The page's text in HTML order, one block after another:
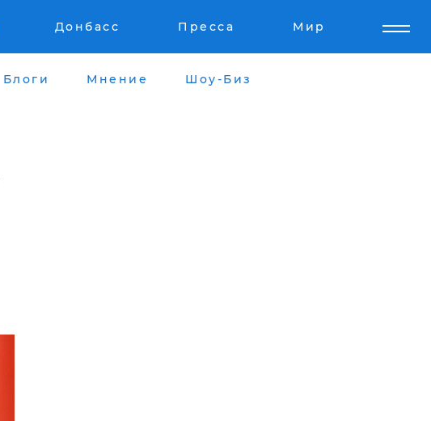
Донбасс Пресса Мир
Блоги Мнение Шоу-Биз